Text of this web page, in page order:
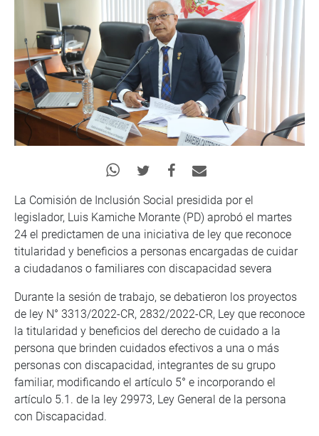
La Comisión de Inclusión Social presidida por el
legislador, Luis Kamiche Morante (PD) aprobó el martes
24 el predictamen de una iniciativa de ley que reconoce
titularidad y beneficios a personas encargadas de cuidar
a ciudadanos o familiares con discapacidad severa
Durante la sesión de trabajo, se debatieron los proyectos
de ley N° 3313/2022-CR, 2832/2022-CR, Ley que reconoce
la titularidad y beneficios del derecho de cuidado a la
persona que brinden cuidados efectivos a una o más
personas con discapacidad, integrantes de su grupo
familiar, modificando el artículo 5° e incorporando el
artículo 5.1. de la ley 29973, Ley General de la persona
con Discapacidad.